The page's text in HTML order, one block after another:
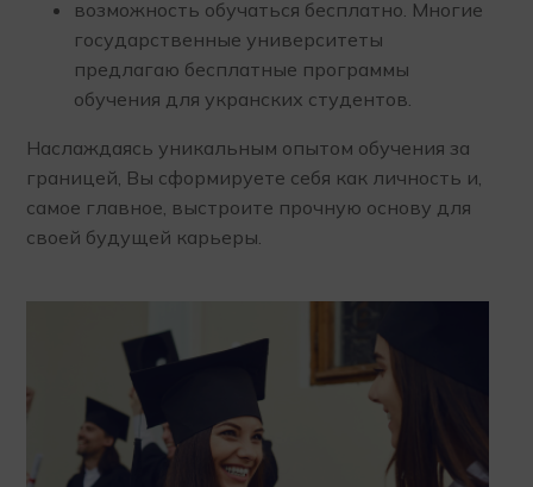
возможность обучаться бесплатно. Многие
государственные университеты
предлагаю бесплатные программы
обучения для укранских студентов.
Наслаждаясь уникальным опытом обучения за
границей, Вы сформируете себя как личность и,
самое главное, выстроите прочную основу для
своей будущей карьеры.